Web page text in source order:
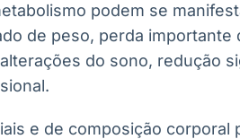
podem se
de peso, perda importante
do sono, redução
e de composição corporal